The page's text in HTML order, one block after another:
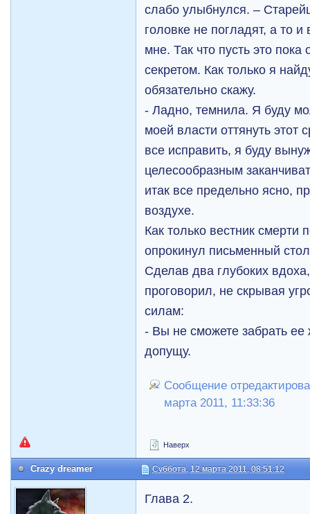
слабо улыбнулся. –
головке не погладят, а то
мне. Так что пусть это
секретом. Как только я
обязательно скажу.
- Ладно, темнила. Я буду
моей власти оттянуть этот
все исправить, я буду
целесообразным
итак все предельно ясно,
воздухе.
Как только вестник смерти
опрокинул письменный
Сделав два глубоких
проговорил, не скрывая
силам:
- Вы не сможете забрать
допущу.
Сообщение
марта 2011, 11:33:36
Наверх
Crazy dreamer Суббота, 12 марта 2011, 08:51:12
Глава 2.